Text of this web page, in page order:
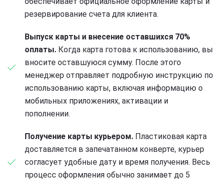
резервирование счета для клиента.
Выпуск карты и внесение оставшихся 70%
оплаты. Когда карта готова к использованию, вы
вносите оставшуюся сумму. После этого
менеджер отправляет подробную инструкцию по
использованию карты, включая информацию о
мобильных приложениях, активации и
пополнении.
Получение карты курьером. Пластиковая карта
доставляется в запечатанном конверте, курьер
согласует удобные дату и время получения. Весь
процесс оформления обычно занимает до 5